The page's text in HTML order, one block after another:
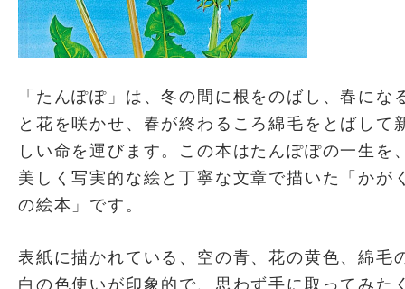
「たんぽぽ」は、冬の間に根をのばし、春にな
と花を咲かせ、春が終わるころ綿毛をとばして
しい命を運びます。この本はたんぽぽの一生を
美しく写実的な絵と丁寧な文章で描いた「かが
の絵本」です。
表紙に描かれている、空の青、花の黄色、綿毛
白の色使いが印象的で、思わず手に取ってみた